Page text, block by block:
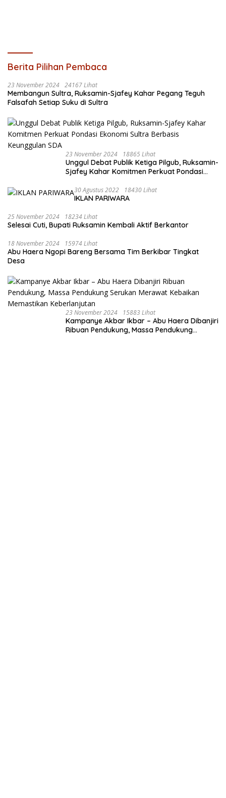
Berita Pilihan Pembaca
23 November 2024 24167 Lihat
Membangun Sultra, Ruksamin-Sjafey Kahar Pegang Teguh
Falsafah Setiap Suku di Sultra
23 November 2024 18865 Lihat
Unggul Debat Publik Ketiga Pilgub, Ruksamin-
Sjafey Kahar Komitmen Perkuat Pondasi
30 Agustus 2022 18430 Lihat
IKLAN PARIWARA
25 November 2024 18234 Lihat
Selesai Cuti, Bupati Ruksamin Kembali Aktif Berkantor
18 November 2024 15974 Lihat
Abu Haera Ngopi Bareng Bersama Tim Berkibar Tingkat
Desa
23 November 2024 15883 Lihat
Kampanye Akbar Ikbar – Abu Haera Dibanjiri
Ribuan Pendukung, Massa Pendukung